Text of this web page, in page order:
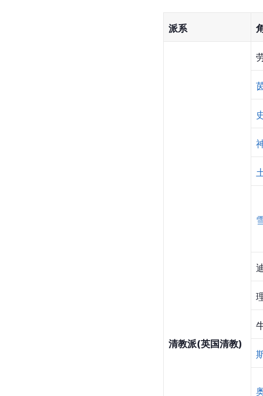
派系
清教派(英国清教)